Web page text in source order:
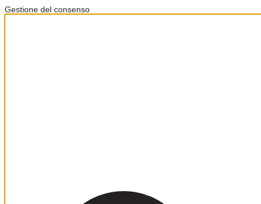
Gestione del consenso